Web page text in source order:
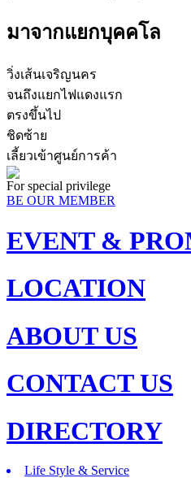
มาจากแยกบุคคโล
วิ่งเส้นเจริญนคร
จนถึงแยกไฟแดงแรก
ตรงขึ้นไป
ชิดซ้าย
เลี้ยวเข้าศูนย์การค้า
For special privilege
BE OUR MEMBER
EVENT &
LOCATION
ABOUT US
CONTACT US
DIRECTORY
Life Style & Service